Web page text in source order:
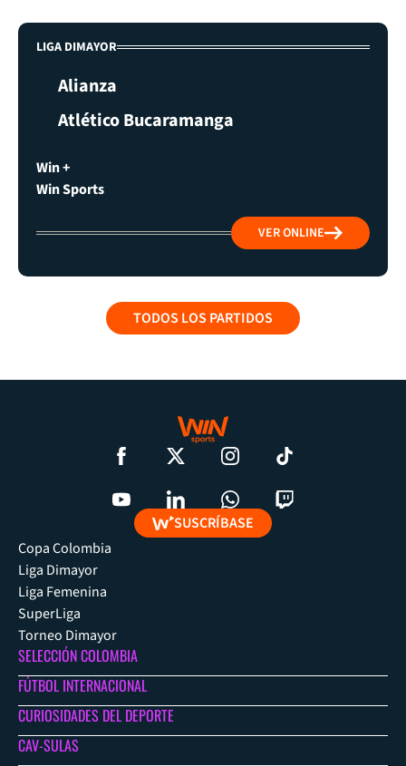
LIGA DIMAYOR
Alianza
Atlético Bucaramanga
Win +
Win Sports
VER ONLINE
TODOS LOS PARTIDOS
SUSCRÍBASE
Copa Colombia
Liga Dimayor
Liga Femenina
SuperLiga
Torneo Dimayor
SELECCIÓN COLOMBIA
FÚTBOL INTERNACIONAL
CURIOSIDADES DEL DEPORTE
CAV-SULAS